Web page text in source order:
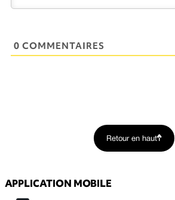
0 COMMENTAIRES
Retour en haut
APPLICATION MOBILE